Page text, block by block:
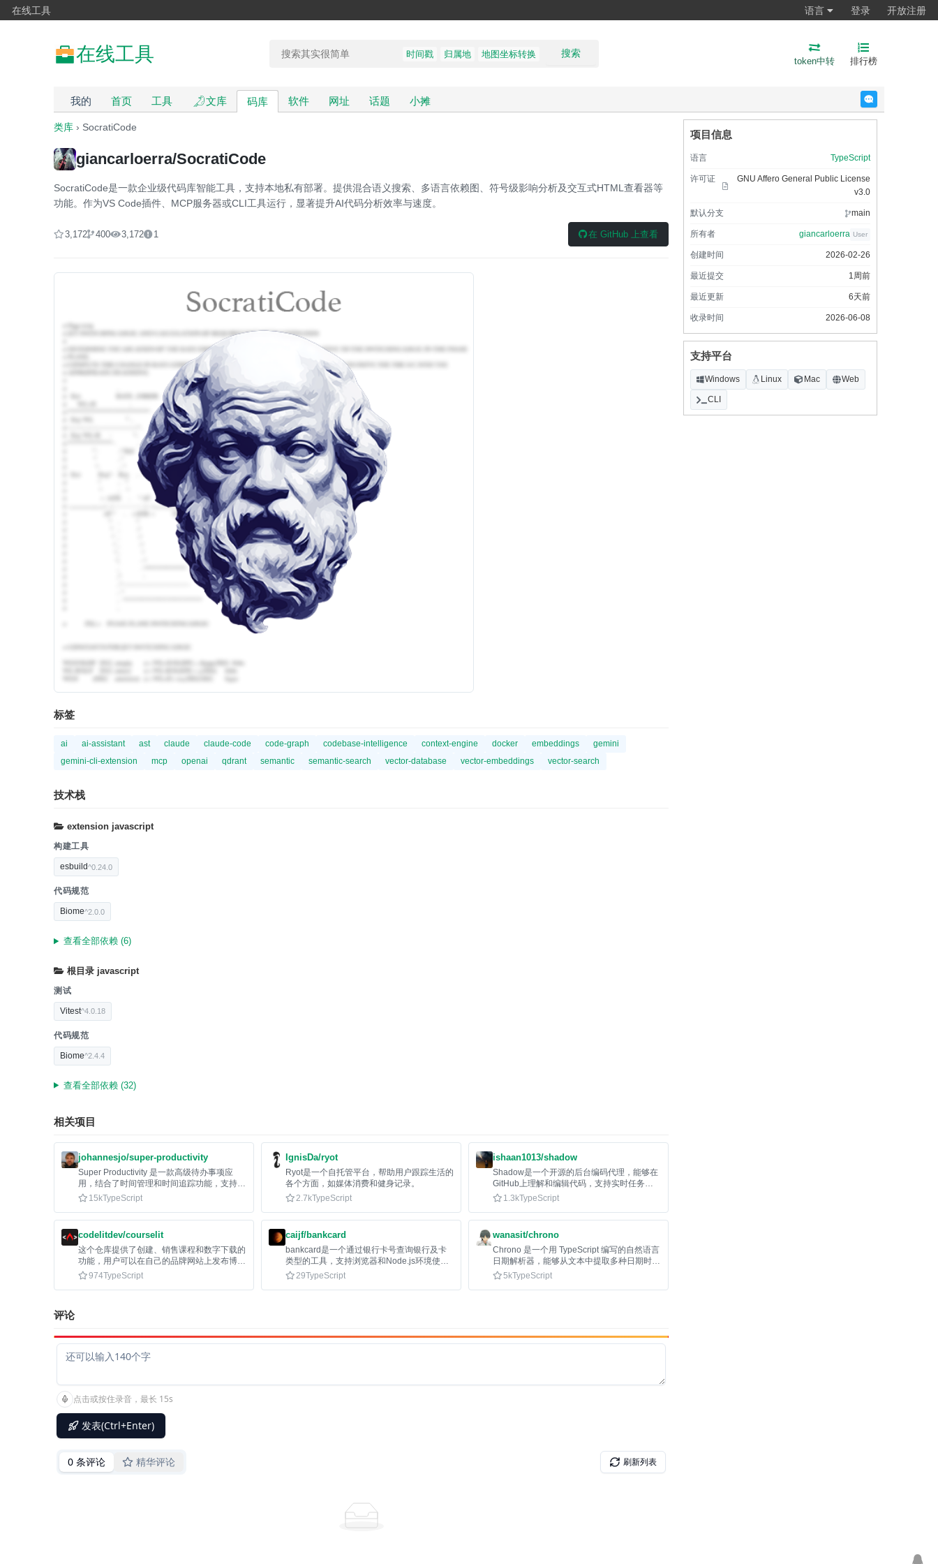
在线工具 语言 登录 开放注册
在线工具 搜索
时间戳 归属地 地图坐标转换
token中转 排行榜
我的 首页 工具 文库 码库 软件 网址 话题 小摊
类库 › SocratiCode
giancarloerra/SocratiCode
SocratiCode是一款企业级代码库智能工具，支持本地私有部署。提供混合语义搜索、多语言依赖图、符号级影响分析及交互式HTML查看器等
功能。作为VS Code插件、MCP服务器或CLI工具运行，显著提升AI代码分析效率与速度。
3,172 400 3,172 1 在 GitHub 上查看
标签
ai ai-assistant ast claude claude-code code-graph codebase-intelligence context-engine docker embeddings
gemini
gemini-cli-extension
mcp openai qdrant semantic semantic-search vector-database vector-embeddings vector-search
技术栈
extension javascript
构建工具
esbuild^0.24.0
代码规范
Biome^2.0.0
查看全部依赖 (6)
根目录 javascript
测试
Vitest^4.0.18
代码规范
Biome^2.4.4
查看全部依赖 (32)
相关项目
johannesjo/super-productivity
Super Productivity 是一款高级待办事项应
用，结合了时间管理和时间追踪功能，支持从
日历、Jira、GitHub等导入任务。
15kTypeScript
IgnisDa/ryot
Ryot是一个自托管平台，帮助用户跟踪生活的
各个方面，如媒体消费和健身记录。
2.7kTypeScript
ishaan1013/shadow
Shadow是一个开源的后台编码代理，能够在
GitHub上理解和编辑代码，支持实时任务跟
踪，适用于多种执行环境。
1.3kTypeScript
codelitdev/courselit
这个仓库提供了创建、销售课程和数字下载的
功能，用户可以在自己的品牌网站上发布博
客，是Teachable等平台的开源替代品。
974TypeScript
caijf/bankcard
bankcard是一个通过银行卡号查询银行及卡
类型的工具，支持浏览器和Node.js环境使
用。29TypeScript
wanasit/chrono
Chrono 是一个用 TypeScript 编写的自然语言
日期解析器，能够从文本中提取多种日期时间
格式信息，支持多语言解析。
5kTypeScript
评论
项目信息
语言 TypeScript
许可证
GNU Affero General Public License
v3.0
默认分支 main
所有者 giancarloerra User
创建时间 2026-02-26
最近提交 1周前
最近更新 6天前
收录时间 2026-06-08
支持平台
Windows Linux Mac Web
CLI